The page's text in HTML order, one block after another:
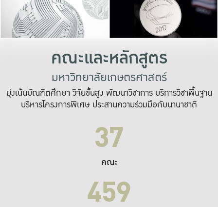
เปลี่ยนแปลง แล
เพื่อทำง
ระบบสารสนเทศ
คณะและหลักสูตร
มหาวิทยาลัยเกษตรศาสตร์
มุ่งเน้นบัณฑิตศึกษา วิจัยขั้นสูง พัฒนาวิชาการ บริการวิชาพื้นฐาน
บริหารโครงการพิเศษ ประสานความร่วมมือกับนานาชาติ
37
คณะ
459